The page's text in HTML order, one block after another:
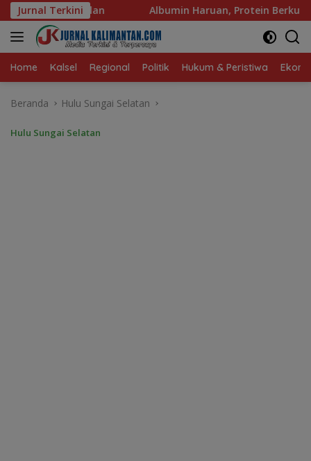
Langsung
ke
konten
Jurnal Terkini
Haruan, Protein Berkualitas untuk Hidup Sehat
Home Kalsel Regional Politik Hukum & Peristiwa
Beranda Hulu Sungai Selatan
Hulu Sungai Selatan